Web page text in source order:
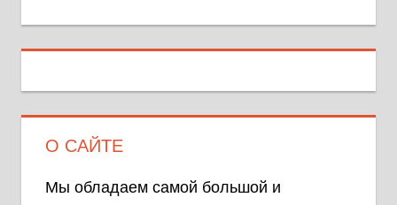
О САЙТЕ
Мы обладаем самой большой и